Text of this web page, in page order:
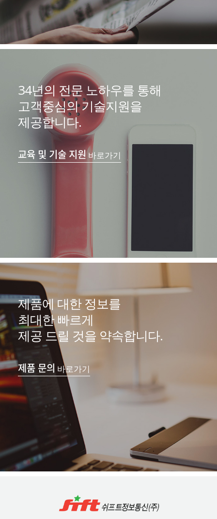
34년의 전문 노하우를 통해
고객중심의 기술지원을
제공합니다.
교육 및 기술 지원바로가기
제품에 대한 정보를
최대한 빠르게
제공 드릴 것을 약속합니다.
제품 문의 바로가기